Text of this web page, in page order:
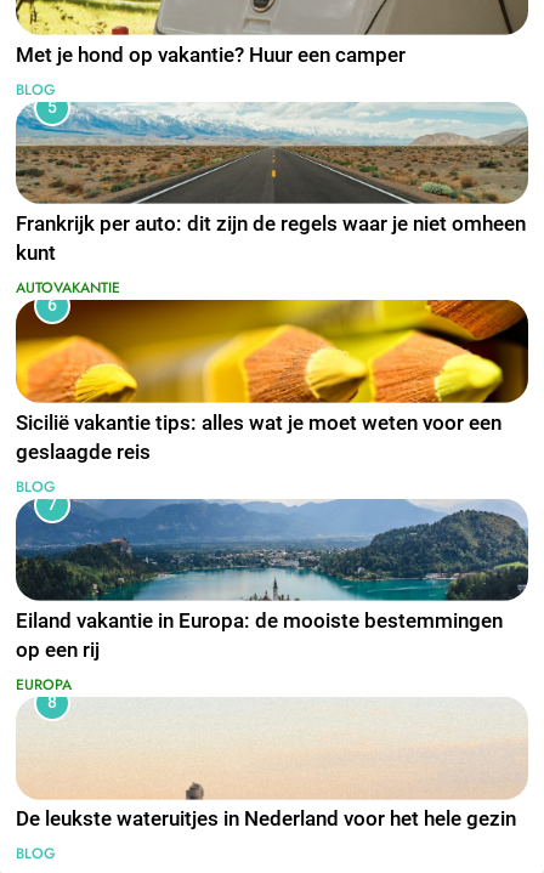
Met je hond op vakantie? Huur een camper
BLOG
5
Frankrijk per auto: dit zijn de regels waar je niet omheen
kunt
AUTOVAKANTIE
6
Sicilië vakantie tips: alles wat je moet weten voor een
geslaagde reis
BLOG
7
Eiland vakantie in Europa: de mooiste bestemmingen
op een rij
EUROPA
8
De leukste wateruitjes in Nederland voor het hele gezin
BLOG